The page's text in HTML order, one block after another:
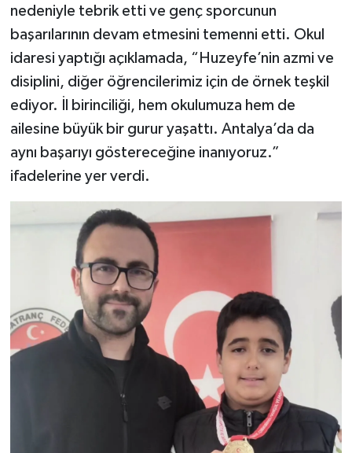
nedeniyle tebrik etti ve genç sporcunun
başarılarının devam etmesini temenni etti. Okul
idaresi yaptığı açıklamada, “Huzeyfe’nin azmi ve
disiplini, diğer öğrencilerimiz için de örnek teşkil
ediyor. İl birinciliği, hem okulumuza hem de
ailesine büyük bir gurur yaşattı. Antalya’da da
aynı başarıyı göstereceğine inanıyoruz.”
ifadelerine yer verdi.